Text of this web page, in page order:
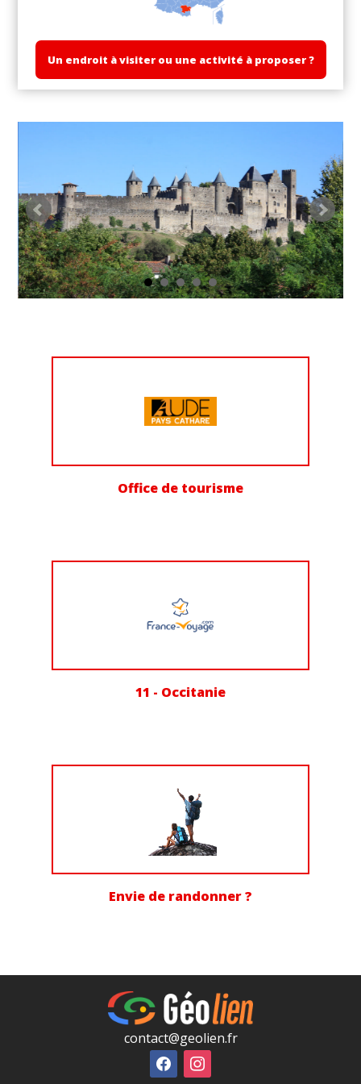
Un endroit à visiter ou une activité à proposer ?
Office de tourisme
11 - Occitanie
Envie de randonner ?
contact@geolien.fr